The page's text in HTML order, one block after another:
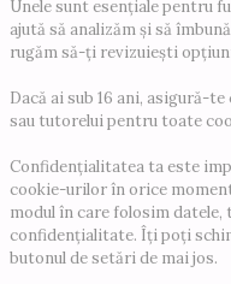
Unele sunt esențiale pentru
ajută să analizăm și să
rugăm să-ți revizuiești
Dacă ai sub 16 ani, asigură-
sau tutorelui pentru toate
Confidențialitatea ta este
cookie-urilor în orice
modul în care folosim
confidențialitate. Îți poți
butonul de setări de mai jos.